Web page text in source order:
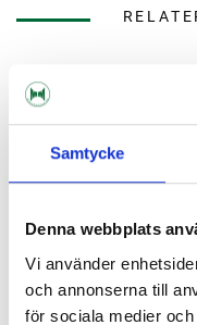
Samtycke
Denna webbplats
Vi använder
och annonserna till
för sociala medier